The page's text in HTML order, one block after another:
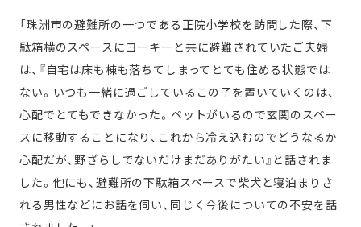
「珠洲市の避難所の一つである正院小学校を訪問した際、下
駄箱横のスペースにヨーキーと共に避難されていたご夫婦
は、『自宅は床も棟も落ちてしまってとても住める状態では
ない。いつも一緒に過ごしているこの子を置いていくのは、
心配でとてもできなかった。ペットがいるので玄関のスペー
スに移動することになり、これから冷え込むのでどうなるか
心配だが、野ざらしでないだけまだありがたい』と話されま
した。他にも、避難所の下駄箱スペースで柴犬と寝泊まりさ
れる男性などにお話を伺い、同じく今後についての不安を話